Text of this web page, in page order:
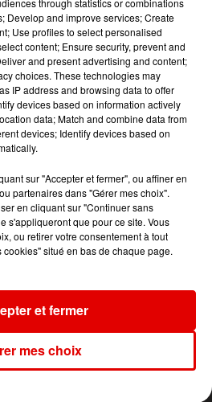
KITTEN
Flame
GIMS
Soleil
Develop and improve services; Create
Use profiles to select personalised
content; Ensure security, prevent and
and present advertising and content;
choices. These technologies may
IP address and browsing data to offer
devices based on information actively
data; Match and combine data from
devices; Identify devices based on
sur "Accepter et fermer", ou affiner en
partenaires dans "Gérer mes choix".
en cliquant sur "Continuer sans
s'appliqueront que pour ce site. Vous
ou retirer votre consentement à tout
situé en bas de chaque page.
mes choix
et fermer